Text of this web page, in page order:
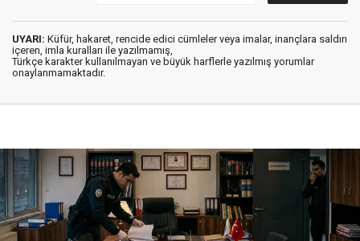
UYARI: Küfür, hakaret, rencide edici cümleler veya imalar, inançlara saldırı
içeren, imla kuralları ile yazılmamış,
Türkçe karakter kullanılmayan ve büyük harflerle yazılmış yorumlar
onaylanmamaktadır.